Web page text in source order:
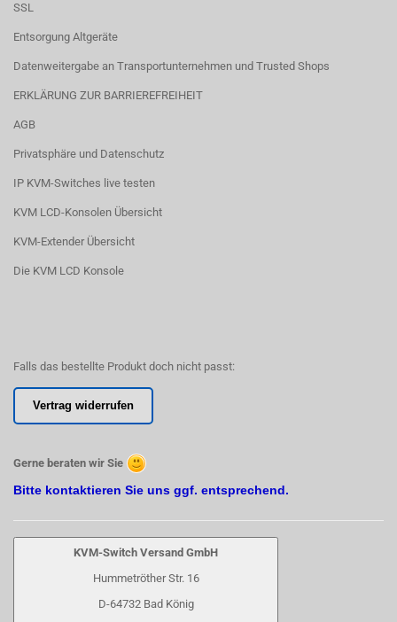
SSL
Entsorgung Altgeräte
Datenweitergabe an Transportunternehmen und Trusted Shops
ERKLÄRUNG ZUR BARRIEREFREIHEIT
AGB
Privatsphäre und Datenschutz
IP KVM-Switches live testen
KVM LCD-Konsolen Übersicht
KVM-Extender Übersicht
Die KVM LCD Konsole
Falls das bestellte Produkt doch nicht passt:
Vertrag widerrufen
Gerne beraten wir Sie
Bitte kontaktieren Sie uns ggf. entsprechend.
KVM-Switch Versand GmbH
Hummetröther Str. 16
D-64732 Bad König